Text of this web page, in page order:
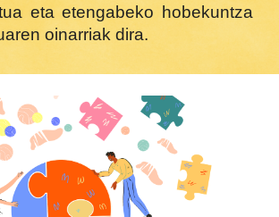
eta etengabeko hobekuntza
oinarriak dira.